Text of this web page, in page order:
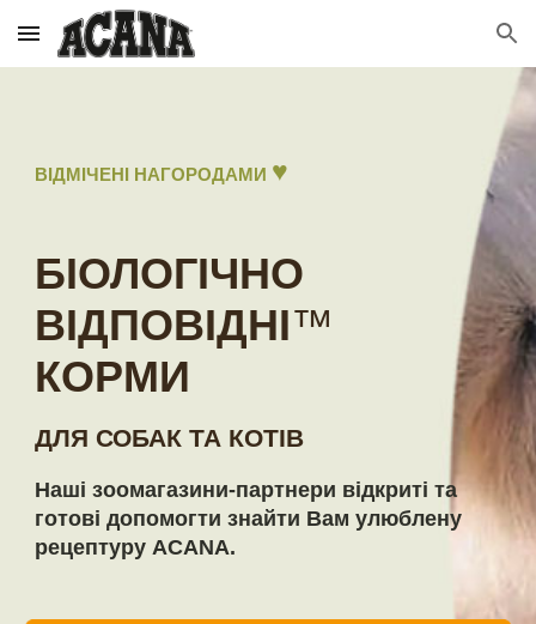
Skip to main content Skip to navigation
ВІДМІЧЕНІ НАГОРОДАМИ ♥
БІОЛОГІЧНО
ВІДПОВІДНІ™
КОРМИ
ДЛЯ СОБАК ТА КОТІВ
Наші зоомагазини-партнери відкриті та
готові допомогти знайти Вам улюблену
рецептуру ACANA.